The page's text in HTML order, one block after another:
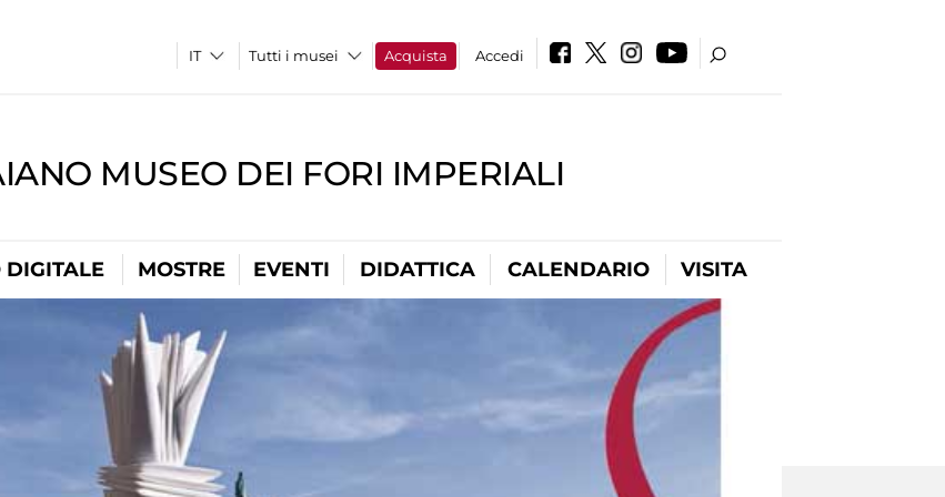
Tutti i musei Acquista Accedi
MUSEO DEI FORI IMPERIALI
DIGITALE MOSTRE EVENTI DIDATTICA CALENDARIO VISITA